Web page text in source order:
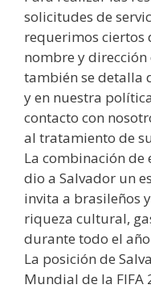
solicitudes de
requerimos ciertos
nombre y dirección
también se detalla
y en nuestra
contacto con
al tratamiento de
La combinación de
dio a Salvador un
invita a brasileños
riqueza cultural,
durante todo el
La posición de
Mundial de la FIFA